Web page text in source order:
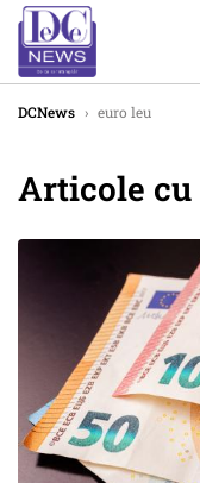
DCNews › euro leu
Articole cu